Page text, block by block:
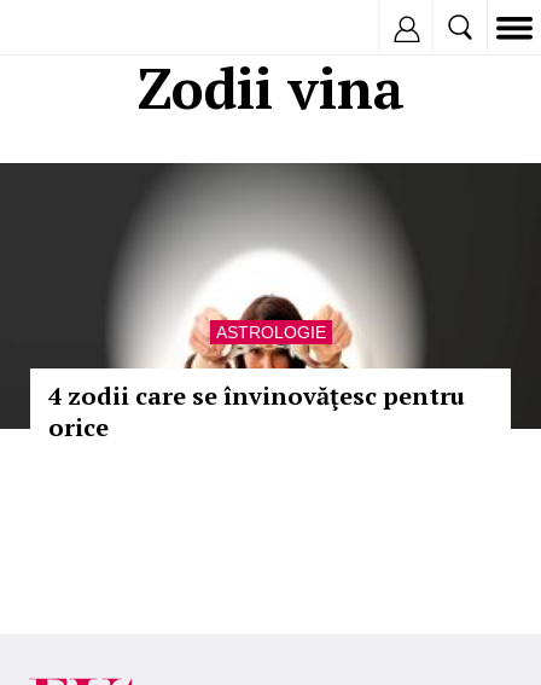
Zodii vina
ASTROLOGIE
4 zodii care se învinovăţesc pentru
orice